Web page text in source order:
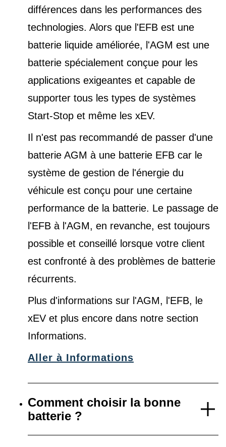
différences dans les performances des
technologies. Alors que l'EFB est une
batterie liquide améliorée, l'AGM est une
batterie spécialement conçue pour les
applications exigeantes et capable de
supporter tous les types de systèmes
Start-Stop et même les xEV.
Il n'est pas recommandé de passer d'une
batterie AGM à une batterie EFB car le
système de gestion de l'énergie du
véhicule est conçu pour une certaine
performance de la batterie. Le passage de
l'EFB à l'AGM, en revanche, est toujours
possible et conseillé lorsque votre client
est confronté à des problèmes de batterie
récurrents.
Plus d'informations sur l'AGM, l'EFB, le
xEV et plus encore dans notre section
Informations.
Aller à Informations
Comment choisir la bonne
batterie ?